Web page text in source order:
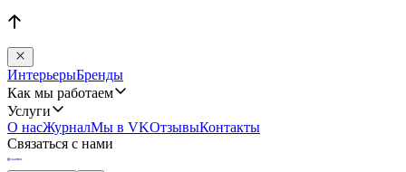
ИнтерьерыБренды
Как мы работаем
Услуги
О насЖурналМы в VKОтзывыКонтакты
Связаться с нами